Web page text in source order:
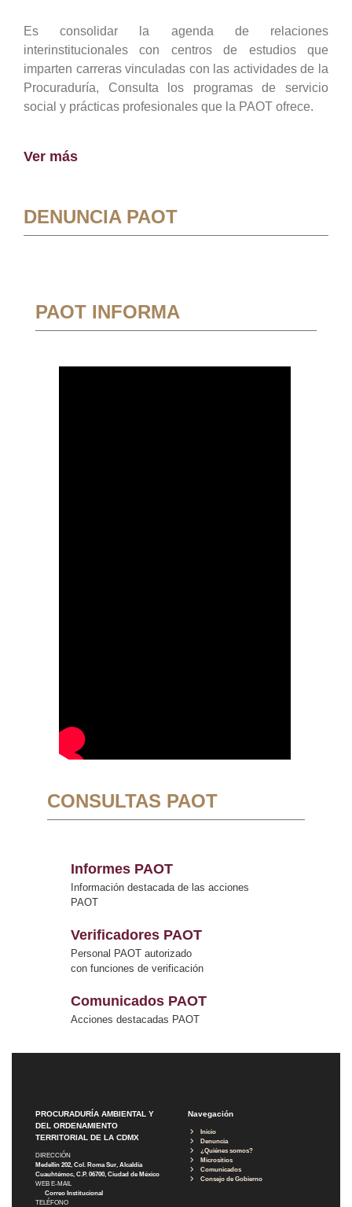
Es consolidar la agenda de relaciones
interinstitucionales con centros de estudios que
imparten carreras vinculadas con las actividades de la
Procuraduría, Consulta los programas de servicio
social y prácticas profesionales que la PAOT ofrece.
Ver más
DENUNCIA PAOT
PAOT INFORMA
CONSULTAS PAOT
Informes PAOT
Información destacada de las acciones
PAOT
Verificadores PAOT
Personal PAOT autorizado
con funciones de verificación
Comunicados PAOT
Acciones destacadas PAOT
PROCURADURÍA AMBIENTAL Y
DEL ORDENAMIENTO
TERRITORIAL DE LA CDMX
DIRECCIÓN
Medellín 202, Col. Roma Sur, Alcaldía
Cuauhtémoc, C.P. 06700, Ciudad de México
WEB E-MAIL
Correo Institucional
TELÉFONO
Navegación
Inicio
Denuncia
¿Quiénes somos?
Micrositios
Comunicados
Consejo de Gobierno